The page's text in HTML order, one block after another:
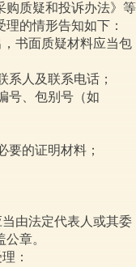
购质疑和投诉办法》等
的情形告知如下：
书面质疑材料应当包
系人及联系电话；
号、包别号（如
要的证明材料；
由法定代表人或其委
章。
：